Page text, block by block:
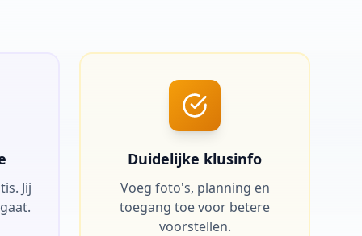
Jij
Duidelijke klusinfo
Voeg foto's, planning en
toegang toe voor betere
voorstellen.